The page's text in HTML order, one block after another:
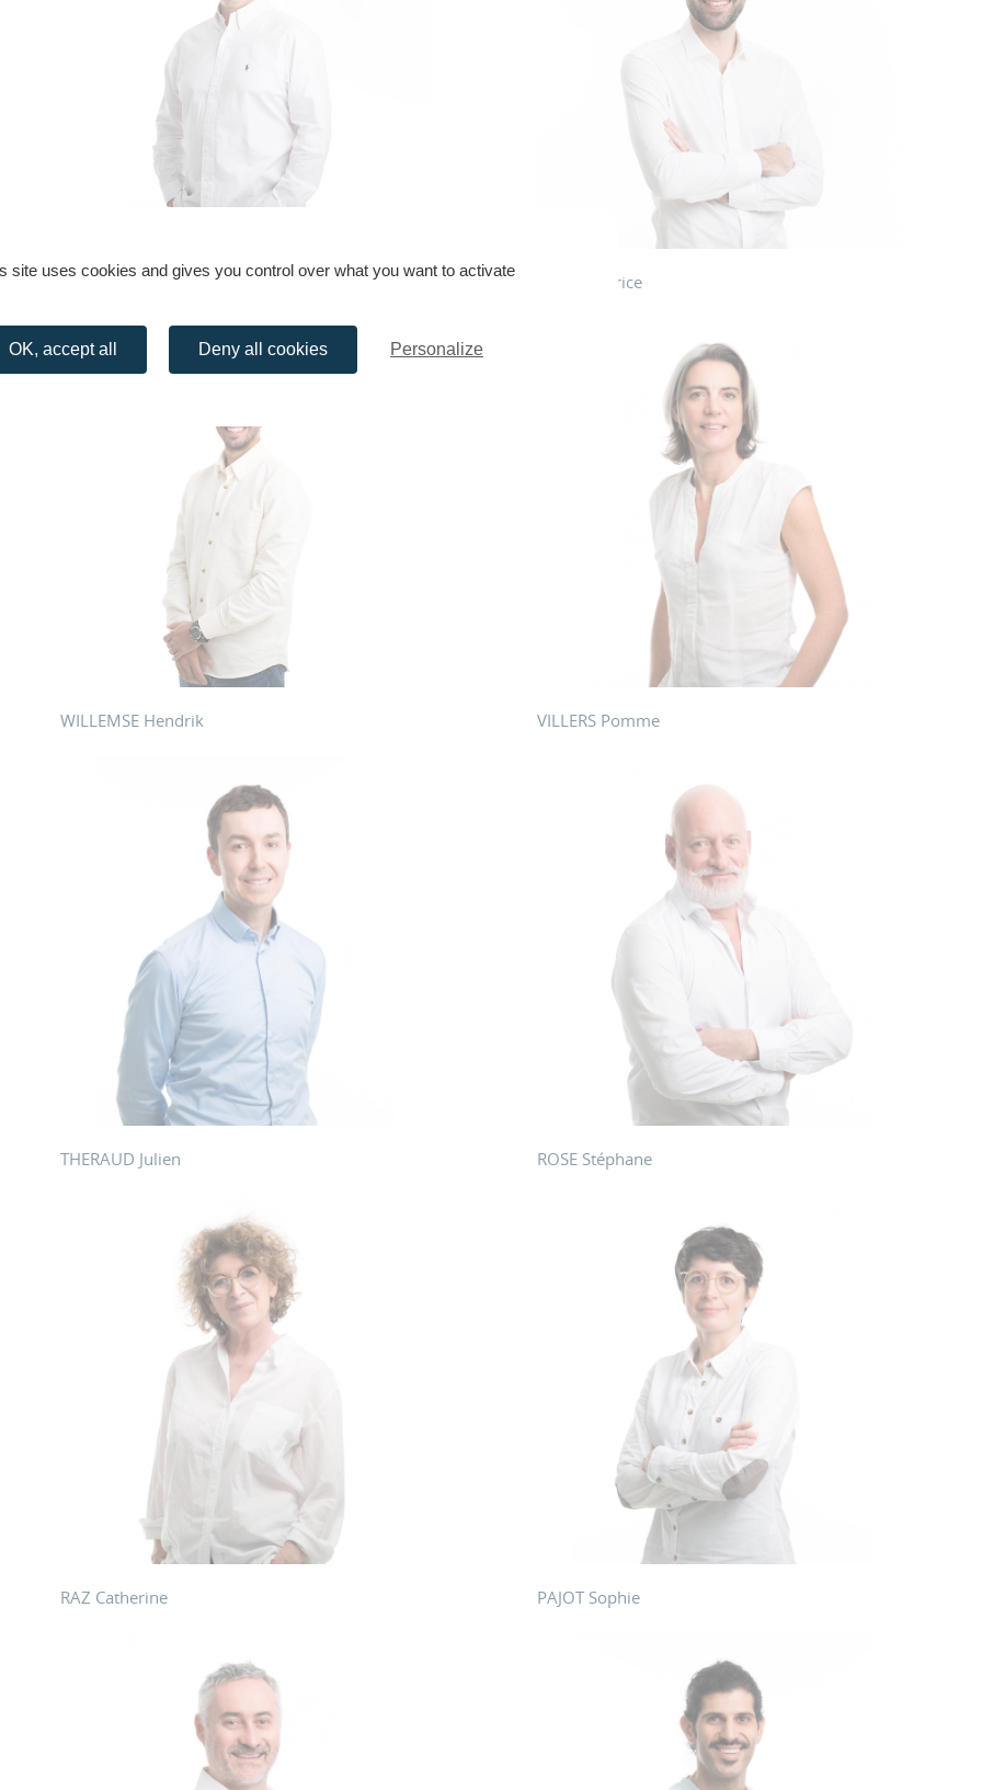
BOUVET François PENEAU Brice
WILLEMSE Hendrik VILLERS Pomme
THERAUD Julien ROSE Stéphane
RAZ Catherine PAJOT Sophie
site uses cookies and gives you control over what you want to activate
OK, accept all Deny all cookies Personalize